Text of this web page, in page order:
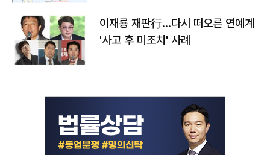
이재룡 재판行…다시 떠오른 연예계
'사고 후 미조치' 사례